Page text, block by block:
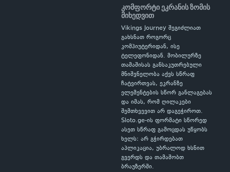
კომფორტი ეკრანის ზომის
მიხედვით
Vikings Journey შეგიძლიათ
გახსნათ როგორც
კომპიუტერიდან, ისე
ტელეფონიდან. მობილურზე
თამაშისას განსაკუთრებული
მნიშვნელობა აქვს სწრაფ
ჩატვირთვას, ეკრანზე
ელემენტების სწორ განლაგებას
და იმას, რომ ღილაკები
შემთხვევით არ დაგეჭიროთ.
Sloto.ge-ის ფორმატი სწორედ
ასეთ სწრაფ გამოცდას უწყობს
ხელს: არ გჭირდებათ
აპლიკაცია, უბრალოდ ხსნით
გვერდს და თამაშობთ
ბრაუზერში.